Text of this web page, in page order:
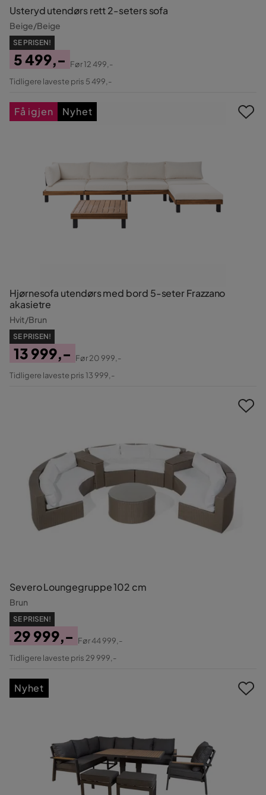
Usteryd utendørs rett 2-seters sofa
Beige/Beige
SE PRISEN!
Pris
5 499,-
Original
Før12 499,-
Tidligere laveste pris 5 499,-
Hjørnesofa utendørs med bord 5-seter Frazzano
akasietre
Hvit/Brun
SE PRISEN!
Pris
13 999,-
Original
Før20 999,-
Tidligere laveste pris 13 999,-
Få igjen Nyhet
Severo Loungegruppe 102 cm
Brun
SE PRISEN!
Pris
29 999,-
Original
Før44 999,-
Tidligere laveste pris 29 999,-
Nyhet